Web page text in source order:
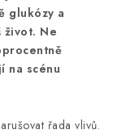
glukózy a
život. Ne
na scénu
řada vlivů.